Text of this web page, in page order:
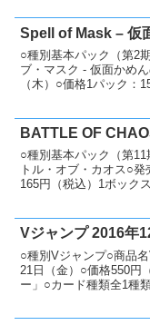
Spell of Mask – 仮
○種別基本パック（第2
ブ・マスク - 仮面かめ
（木）○価格1パック：
BATTLE OF
○種別基本パック（第
トル・オブ・カオス○
165円（税込）1ボック
Vジャンプ 2016年
○種別Vジャンプ○商品
21日（金）○価格550円
ー」○カード種類全1種